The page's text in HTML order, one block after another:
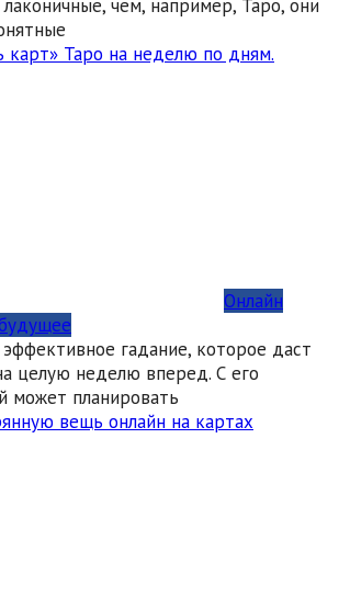
лаконичные, чем, например, Таро, они
карт» Таро на неделю по дням.
Онлайн
гадание, которое даст
целую неделю вперед. С его
планировать
вещь онлайн на картах